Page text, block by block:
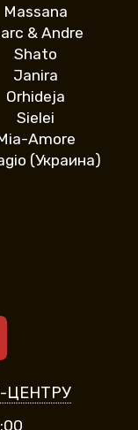
Massana
& Andre
Shato
Janira
Orhideja
Sielei
Amore
(Украина)
ЦЕНТРУ